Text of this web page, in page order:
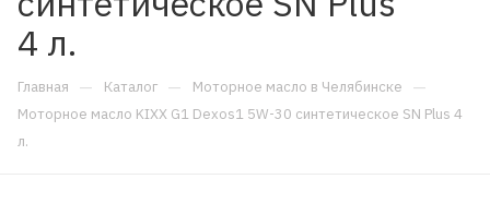
4 л.
Главная — Каталог — Моторное масло в Челябинске —
Моторное масло KIXX G1 Dexos1 5W-30 синтетическое SN Plus 4
л.